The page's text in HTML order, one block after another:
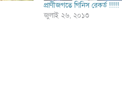
প্রাণীজগতে গিনিস রেকর্ড !!!!!
জুলাই ২৬, ২০১৩